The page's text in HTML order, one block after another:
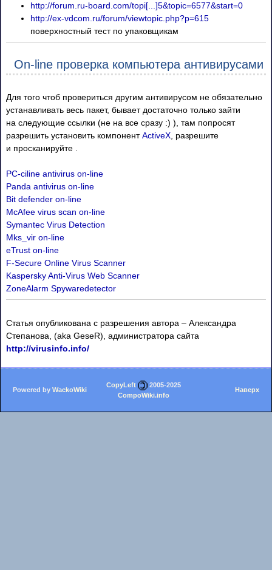
http://forum.ru-board.com/topi[...]5&topic=6577&start=0
http://ex-vdcom.ru/forum/viewtopic.php?p=615
поверхностный тест по упаковщикам
On-line проверка компьютера антивирусами
Для того чтоб провериться другим антивирусом не обязательно
устанавливать весь пакет, бывает достаточно только зайти
на следующие ссылки (не на все сразу :) ), там попросят
разрешить установить компонентActiveX , разрешите
и просканируйте .
PC-ciline antivirus on-line
Panda antivirus on-line
Bit defender on-line
McAfee virus scan on-line
Symantec Virus Detection
Mks_vir on-line
eTrust on-line
F-Secure Online Virus Scanner
Kaspersky Anti-Virus Web Scanner
ZoneAlarm Spywaredetector
Статья опубликована с разрешения автора – Александра
Степанова, (aka GeseR), администратора сайта
http://virusinfo.info/
Powered by WackoWiki
CopyLeft
2005-2025
CompoWiki.info
Наверх